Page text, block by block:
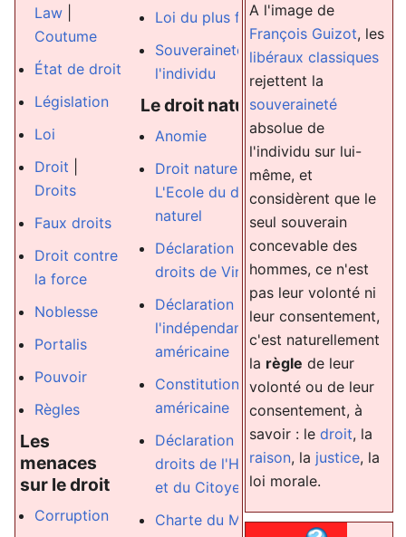
Law
Coutume
État de droit
Législation
Loi
Droit
Droits
Faux droits
Droit contre
la force
Noblesse
Portalis
Pouvoir
Règles
Les
menaces
sur le droit
Corruption
Loi du plus faible
Souveraineté de
l'individu
Le droit naturel
Anomie
Droit naturel
et
L'Ecole du droit
naturel
Déclaration des
droits de Virginie
Déclaration de
l'indépendance
américaine
Constitution
américaine
Déclaration des
droits de l'Homme
et du Citoyen
Charte du Manden
Exception
culturelle
Propriété
intellectuelle
Constitution
la IVe
Déclaration
universelle
droits de
l'Homme
Principe de
précaution
Les autres
droits
Analyse
économique
droit
Théorie des
A l'image de
François Guizot, les
libéraux classiques
rejettent la
souveraineté
absolue de
l'individu sur lui-
même, et
considèrent que le
seul souverain
concevable des
hommes, ce n'est
pas leur volonté ni
leur consentement,
c'est naturellement
la règle de leur
volonté ou de leur
consentement, à
savoir : le droit, la
raison, la justice, la
loi morale.